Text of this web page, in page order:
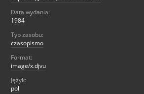
Data wydania:
1984
Typ zasobu:
czasopismo
Format:
image/x.djvu
Język:
pol